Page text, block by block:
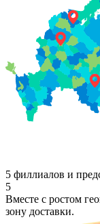
5 филлиалов и
5
Вместе с ростом
зону доставки.